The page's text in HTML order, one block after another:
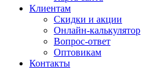
Клиентам
Скидки и акции
Онлайн-калькулятор
Вопрос-ответ
Оптовикам
Контакты